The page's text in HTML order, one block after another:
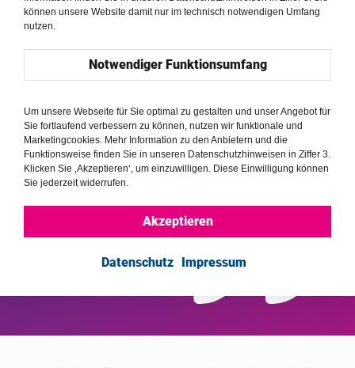
können unsere Website damit nur im technisch notwendigen Umfang
nutzen.
Notwendiger Funktionsumfang
Um unsere Webseite für Sie optimal zu gestalten und unser Angebot für
Sie fortlaufend verbessern zu können, nutzen wir funktionale und
Marketingcookies. Mehr Information zu den Anbietern und die
Funktionsweise finden Sie in unseren Datenschutzhinweisen in Ziffer 3.
Klicken Sie ‚Akzeptieren‘, um einzuwilligen. Diese Einwilligung können
Sie jederzeit widerrufen.
Akzeptieren
Datenschutz Impressum